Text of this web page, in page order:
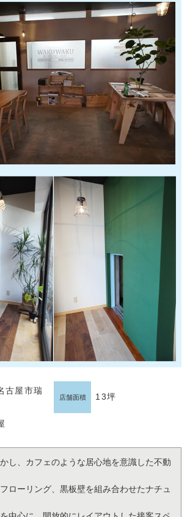
古屋市瑞
店舗面積 13坪
し、カフェのような居心地を意識した不動
ローリング、黒板壁を組み合わせたナチュ